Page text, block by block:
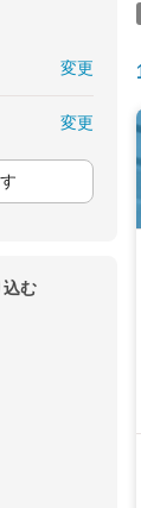
変更
変更
む